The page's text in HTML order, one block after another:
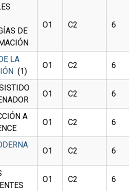
DE
O1 C2 6
LA
(1)
O1 C2 6
O1 C2 6
A
O1 C2 6
O1 C2 6
O1 C2 6